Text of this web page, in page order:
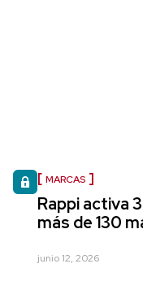
MARCAS
Rappi activa
más de 130
junio 12, 2026